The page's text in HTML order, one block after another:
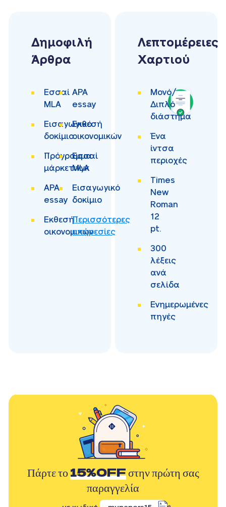
Δημοφιλή
Άρθρα
Εσσαί
MLA
APA
essay
Εισαγωγικό
δοκίμιο
Εκθεσή
οικονομικών
Πρόγραμμα
μάρκετινγκ
Εσσαί
MLA
APA
essay
Εισαγωγικό
δοκίμιο
Εκθεσή
οικονομικών
Περισσότερες
υπηρεσίες
Λεπτομέρειες
Χαρτιού
Μονό/
Διπλό
διάστημα
Ένα
ίντσα
περιοχές
Times
New
Roman
12
pt.
300
λέξεις
ανά
σελίδα
Ενημερωμένες
πηγές
Πάρτε το15%OFFστην πρώτη σας
παραγγελία